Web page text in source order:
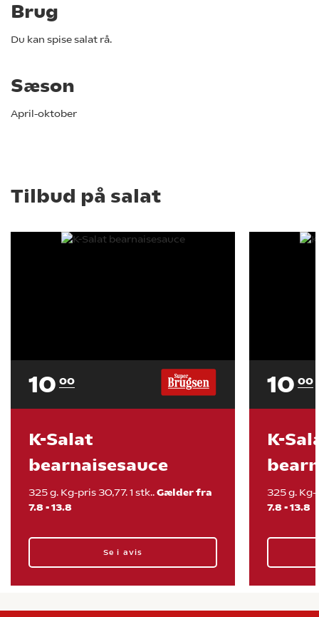
Brug
Du kan spise salat rå.
Sæson
April-oktober
Tilbud på salat
10 00
K-Salat
bearnaisesauce
325 g. Kg-pris 30,77.1 stk..Gælder fra
7.8 -13.8
Se i avis
10 00
K-
325 g.
7.8 -13.8